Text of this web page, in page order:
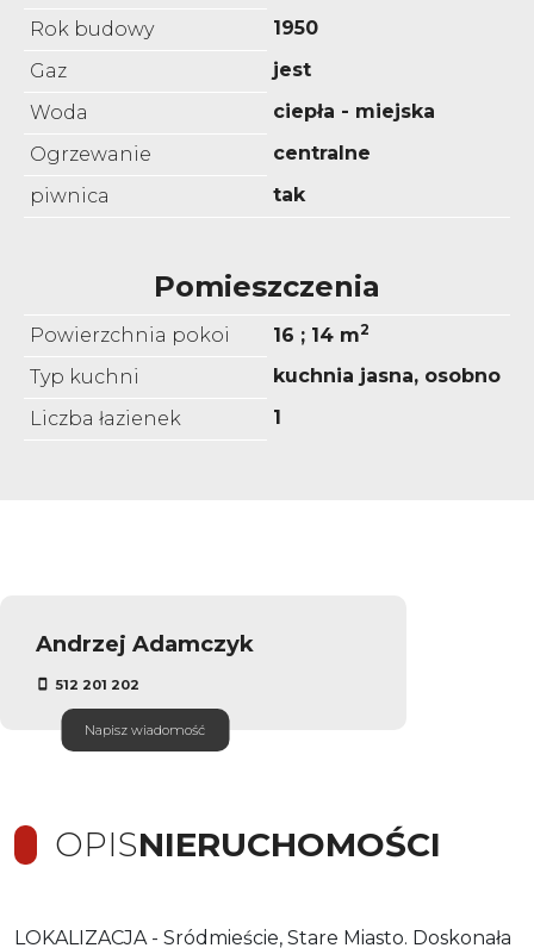
Rok budowy
1950
Gaz
jest
Woda
ciepła - miejska
Ogrzewanie
centralne
piwnica
tak
Pomieszczenia
Powierzchnia pokoi 16 ; 14 m2
Typ kuchni
kuchnia jasna, osobno
Liczba łazienek
1
Andrzej Adamczyk
512 201 202
Napisz wiadomość
OPISNIERUCHOMOŚCI
LOKALIZACJA - Sródmieście, Stare Miasto. Doskonała